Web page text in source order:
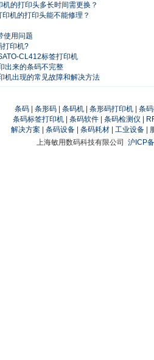
的打印头多长时间需更换？
机的打印头能不能修理？
使用问题
打印机?
CL412标签打印机
出来的条码不完整
机出现的常见故障和解决方法
条码 条形码 条码机 条形码打印机
条
条码标签打印机| 条码软件| 条码检测仪
解决方案
条码设备 条码耗材 工业设备
上海敏用数码科技有限公司 沪ICP